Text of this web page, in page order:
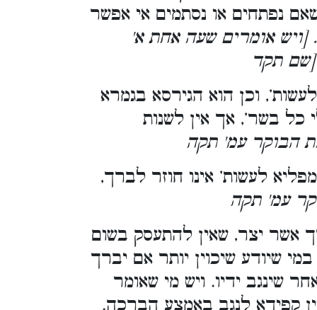
נפתחים או נסתמים אי אפשר
. [ויש אומרים שעה אחת א'
[שם תקד
וכן הוא הגירסא בגמרא
כל בשר’, אך אין לשנות
הבוקר עמ' תקה
לעשות’ אינו חוזר לברך,
עמ' תקה
אשר יצר, שאין להתעסק בשום
שיודע שיכוין יותר אם יברך
שינגב ידיו. ויש מי שאומר